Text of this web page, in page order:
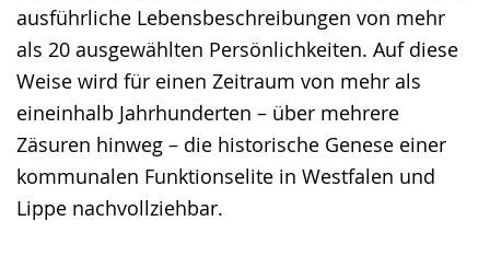
ausführliche Lebensbeschreibungen von mehr
als 20 ausgewählten Persönlichkeiten. Auf diese
Weise wird für einen Zeitraum von mehr als
eineinhalb Jahrhunderten – über mehrere
Zäsuren hinweg – die historische Genese einer
kommunalen Funktionselite in Westfalen und
Lippe nachvollziehbar.